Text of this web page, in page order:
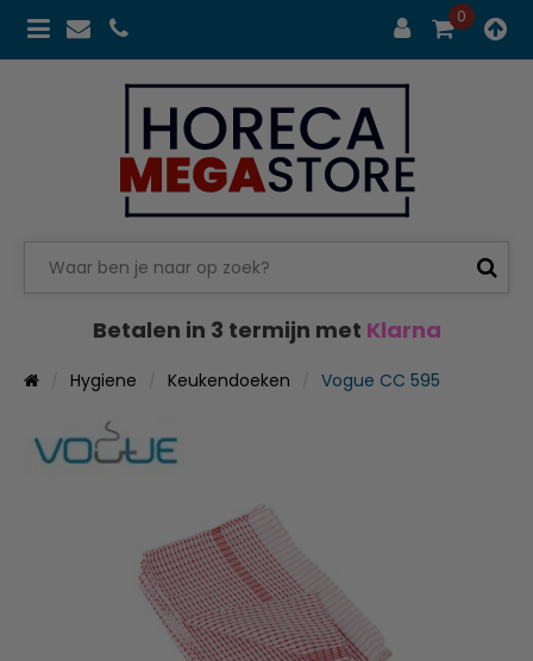
0
Betalen in 3 termijn met Klarna
Hygiene Keukendoeken Vogue CC 595